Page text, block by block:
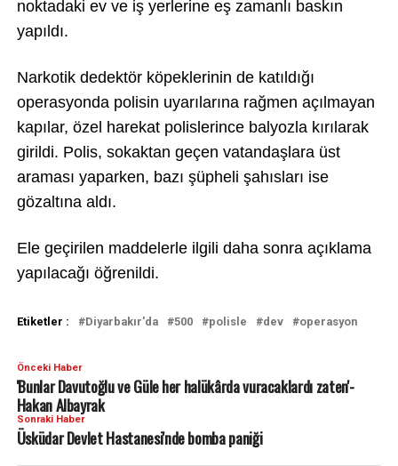
noktadaki ev ve iş yerlerine eş zamanlı baskın
yapıldı.
Narkotik dedektör köpeklerinin de katıldığı
operasyonda polisin uyarılarına rağmen açılmayan
kapılar, özel harekat polislerince balyozla kırılarak
girildi. Polis, sokaktan geçen vatandaşlara üst
araması yaparken, bazı şüpheli şahısları ise
gözaltına aldı.
Ele geçirilen maddelerle ilgili daha sonra açıklama
yapılacağı öğrenildi.
Etiketler : Diyarbakır'da 500 polisle dev operasyon
Önceki Haber
'Bunlar Davutoğlu ve Güle her halükârda vuracaklardı zaten'-
Hakan Albayrak
Sonraki Haber
Üsküdar Devlet Hastanesi'nde bomba paniği